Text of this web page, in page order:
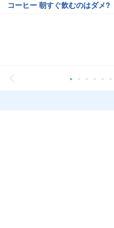
コーヒー 朝すぐ飲むのはダメ?